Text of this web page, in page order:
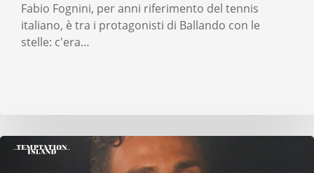
Fabio Fognini, per anni riferimento del tennis
italiano, è tra i protagonisti di Ballando con le
stelle: c'era…